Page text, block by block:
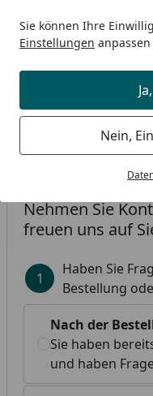
Sie können Ihre
Einstellungen
Nein,
FAQ - Häufig
In unseremFAQfinden
gestellte Fragen. Falls
freuen wir uns auf
Kontaktformular!
Nehmen Sie
freuen uns auf
Haben Sie
Bestellung
Nach der
Sie haben
und haben